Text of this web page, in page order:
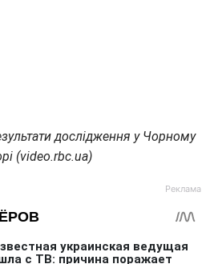
дослідження у Чорному
(video.rbc.ua)